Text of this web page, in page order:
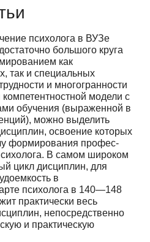
психолога в ВУЗе
большого круга
как
так и специальных
и многогранности
модели с
обучения (выраженной в
можно выделить
освоение которых
формирования профес­
В самом широком
цикл дисциплин, для
в
психолога в 140—148
практически весь
непосредственно
и практическую